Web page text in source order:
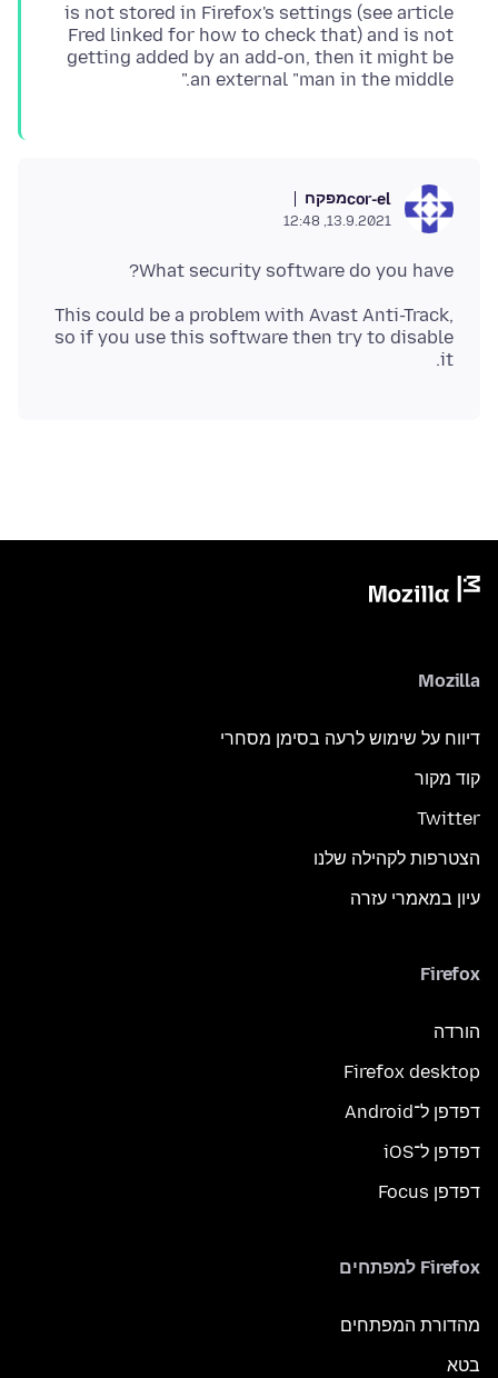
is not stored in Firefox's settings (see article
Fred linked for how to check that) and is not
getting added by an add-on, then it might be
an external "man in the middle."
cor-elמפקח
13.9.2021, 12:48
What security software do you have?
This could be a problem with Avast Anti-Track,
so if you use this software then try to disable
it.
Mozilla
דיווח על שימוש לרעה בסימן מסחרי
קוד מקור
Twitter
הצטרפות לקהילה שלנו
עיון במאמרי עזרה
Firefox
הורדה
Firefox desktop
דפדפן ל־Android
דפדפן ל־iOS
דפדפן Focus
Firefox למפתחים
מהדורת המפתחים
בטא